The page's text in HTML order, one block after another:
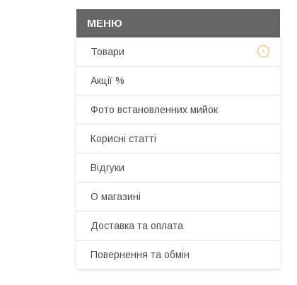
Товари
Акції %
Фото встановленних мийок
Корисні статті
Відгуки
О магазині
Доставка та оплата
Повернення та обмін